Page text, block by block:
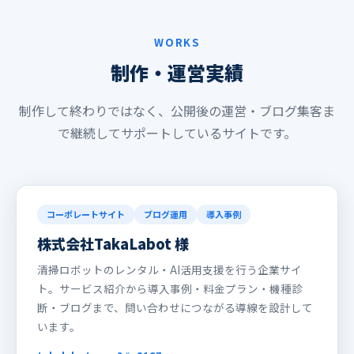
WORKS
制作・運営実績
制作して終わりではなく、公開後の運営・ブログ集客ま
で継続してサポートしているサイトです。
コーポレートサイト ブログ運用 導入事例
株式会社TakaLabot 様
清掃ロボットのレンタル・AI活用支援を行う企業サイ
ト。サービス紹介から導入事例・料金プラン・機種診
断・ブログまで、問い合わせにつながる導線を設計して
います。